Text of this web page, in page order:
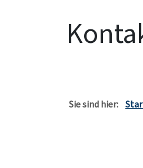
Sie sind hier: